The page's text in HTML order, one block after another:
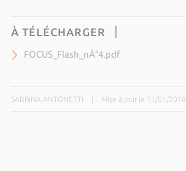
À TÉLÉCHARGER
FOCUS_Flash_nÂ°4.pdf
SABRINA ANTONETTI Mise à jour le 11/01/2018